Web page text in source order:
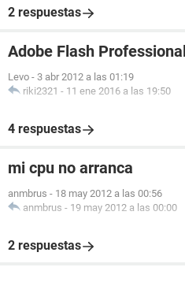
2 respuestas
Adobe Flash
Levo - 3 abr 2012 a las 01:19
riki2321 - 11 ene 2016 a las 19:50
4 respuestas
mi cpu no arranca
anmbrus - 18 may 2012 a las 00:56
anmbrus - 19 may 2012 a las 00:00
2 respuestas